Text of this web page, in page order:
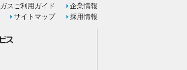
ガスご利用ガイド
企業情報
サイトマップ 採用情報